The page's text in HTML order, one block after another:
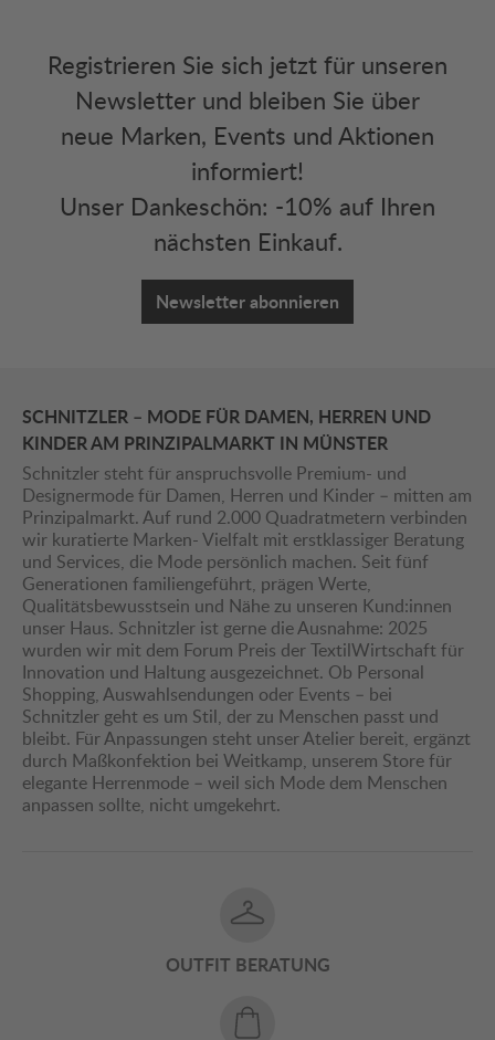
Registrieren Sie sich jetzt für unseren
Newsletter und bleiben Sie über
neue Marken, Events und Aktionen
informiert!
Unser Dankeschön: -10% auf Ihren
nächsten Einkauf.
Newsletter abonnieren
SCHNITZLER – MODE FÜR DAMEN, HERREN UND
KINDER AM PRINZIPALMARKT IN MÜNSTER
Schnitzler steht für anspruchsvolle Premium- und
Designermode für Damen, Herren und Kinder – mitten am
Prinzipalmarkt. Auf rund 2.000 Quadratmetern verbinden
wir kuratierte Marken- Vielfalt mit erstklassiger Beratung
und Services, die Mode persönlich machen. Seit fünf
Generationen familiengeführt, prägen Werte,
Qualitätsbewusstsein und Nähe zu unseren Kund:innen
unser Haus. Schnitzler ist gerne die Ausnahme: 2025
wurden wir mit dem Forum Preis der TextilWirtschaft für
Innovation und Haltung ausgezeichnet. Ob Personal
Shopping, Auswahlsendungen oder Events – bei
Schnitzler geht es um Stil, der zu Menschen passt und
bleibt. Für Anpassungen steht unser Atelier bereit, ergänzt
durch Maßkonfektion bei Weitkamp, unserem Store für
elegante Herrenmode – weil sich Mode dem Menschen
anpassen sollte, nicht umgekehrt.
OUTFIT BERATUNG